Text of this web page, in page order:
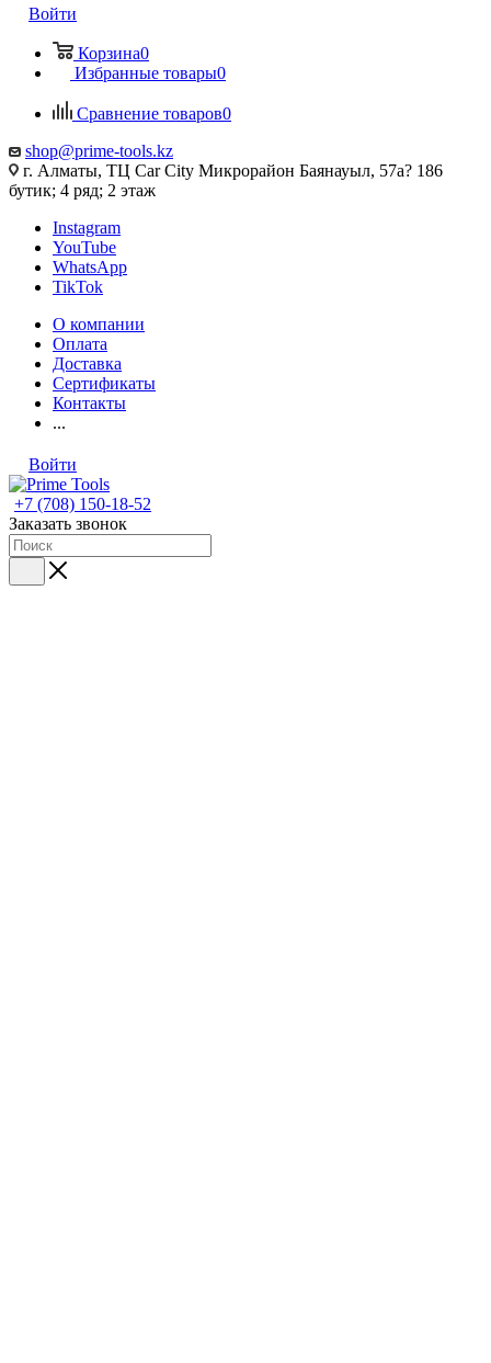
Войти
Корзина0
Избранные товары0
Сравнение товаров0
shop@prime-tools.kz
г. Алматы, ТЦ Car City​ ​Микрорайон Баянауыл, 57а? ​186
бутик; 4 ряд; 2 этаж
Instagram
YouTube
WhatsApp
TikTok
О компании
Оплата
Доставка
Сертификаты
Контакты
...
Войти
+7 (708) 150-18-52
Заказать звонок